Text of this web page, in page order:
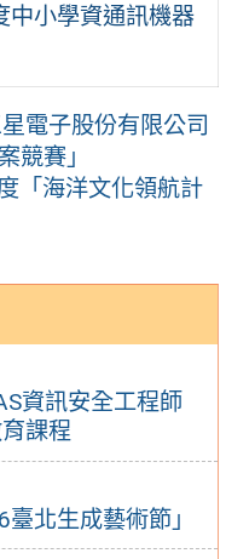
資訊安全工程師
課程
北生成藝術節」
中小學資通訊機器
電子股份有限公司
競賽」
「海洋文化領航計